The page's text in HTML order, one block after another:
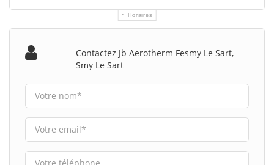
Horaires
Contactez Jb Aerotherm Fesmy Le Sart,
Smy Le Sart